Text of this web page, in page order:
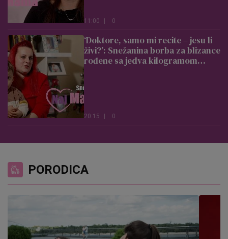
11:00 0
‘Doktore, samo mi recite – jesu li
živi?’: Snežanina borba za blizance
rođene sa jedva kilogramom
20:15 0
PORODICA